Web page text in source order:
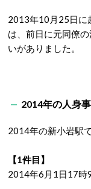
2013年10月25日に
は、前日に元同僚
いがありました。
2014年の人身
2014年の新小岩駅
【1件目】
2014年6月1日17